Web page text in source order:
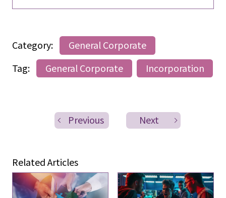
Category:
General Corporate
Tag:
General Corporate Incorporation
Previous Next
Related Articles